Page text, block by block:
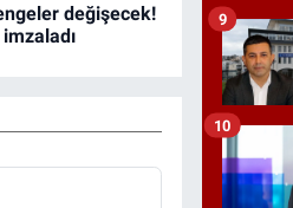
değişecek!
9
10